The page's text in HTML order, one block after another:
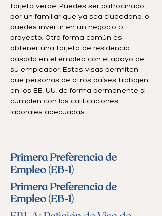
tarjeta verde. Puedes ser patrocinado
por un familiar que ya sea ciudadano, o
puedes invertir en un negocio o
proyecto. Otra forma común es
obtener una tarjeta de residencia
basada en el empleo con el apoyo de
su empleador. Estas visas permiten
que personas de otros países trabajen
en los EE. UU. de forma permanente si
cumplen con las calificaciones
laborales adecuadas.
Primera Preferencia de
Empleo (EB-1)
Primera Preferencia de
Empleo (EB-1)